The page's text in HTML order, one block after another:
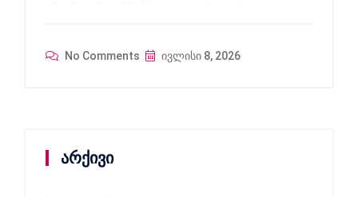
No Comments ივლისი 8, 2026
არქივი